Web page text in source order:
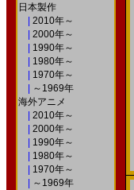
日本製作
2010年～
2000年～
1990年～
1980年～
1970年～
～1969年
海外アニメ
2010年～
2000年～
1990年～
1980年～
1970年～
～1969年